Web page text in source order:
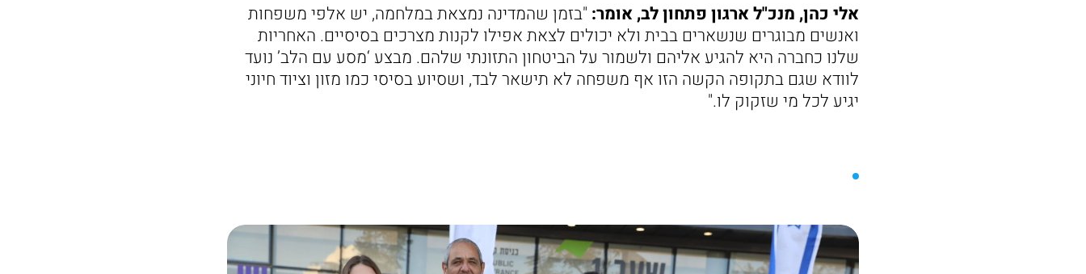
אלי כהן, מנכ"ל ארגון פתחון לב, אומר: "בזמן שהמדינה נמצאת במלחמה, יש אלפי משפחות
ואנשים מבוגרים שנשארים בבית ולא יכולים לצאת אפילו לקנות מצרכים בסיסיים. האחריות
שלנו כחברה היא להגיע אליהם ולשמור על הביטחון התזונתי שלהם. מבצע ‘מסע עם הלב’ נועד
לוודא שגם בתקופה הקשה הזו אף משפחה לא תישאר לבד, ושסיוע בסיסי כמו מזון וציוד חיוני
יגיע לכל מי שזקוק לו."